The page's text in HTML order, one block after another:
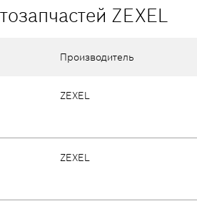
ZEXEL
Производитель
ZEXEL
ZEXEL